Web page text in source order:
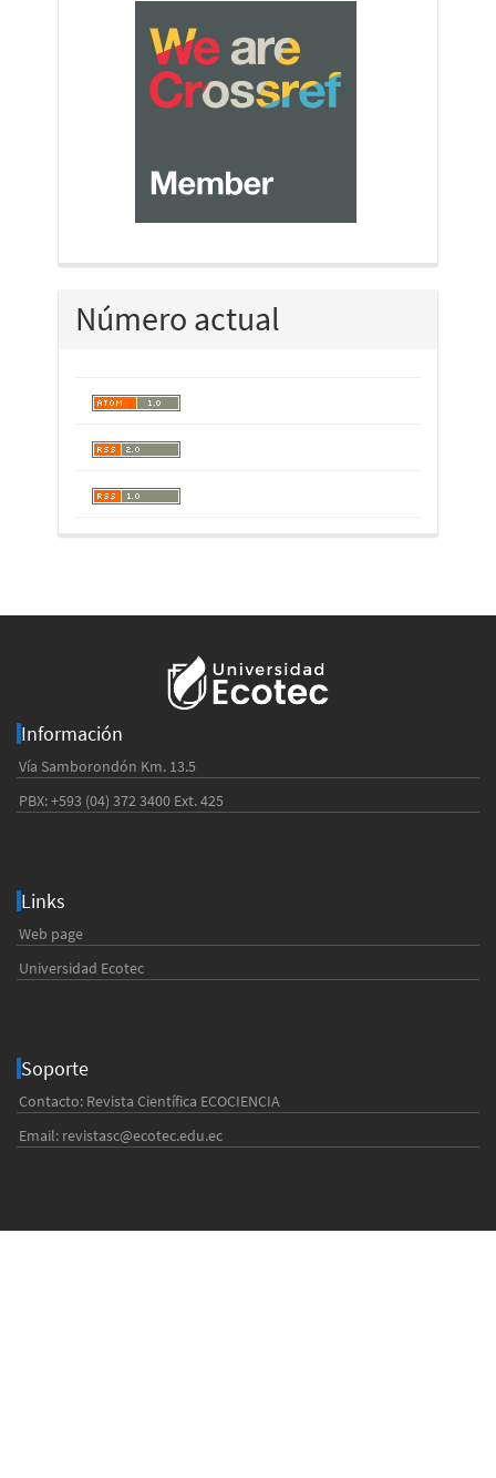
Número actual
Información
Vía Samborondón Km. 13.5
PBX: +593 (04) 372 3400 Ext. 425
Links
Web page
Universidad Ecotec
Soporte
Contacto: Revista Científica ECOCIENCIA
Email: revistasc@ecotec.edu.ec